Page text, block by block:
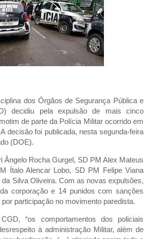
dos Órgãos de Segurança Pública e
decidiu pela expulsão de mais cinco
de parte da Polícia Militar ocorrido em
decisão foi publicada, nesta segunda-feira
(DOE).
Ângelo Rocha Gurgel, SD PM Alex Mateus
Ítalo Alencar Lobo, SD PM Felipe Viana
Silva Oliveira. Com as novas expulsões,
corporação e 14 punidos com sanções
participação no movimento paredista.
“os comportamentos dos policiais
à administração Militar, além de